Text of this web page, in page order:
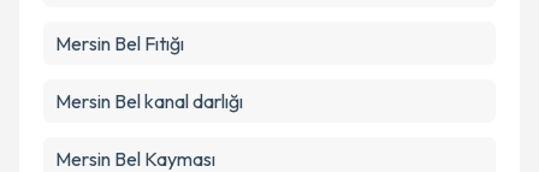
Mersin Bel Fıtığı
Mersin Bel kanal darlığı
Mersin Bel Kayması